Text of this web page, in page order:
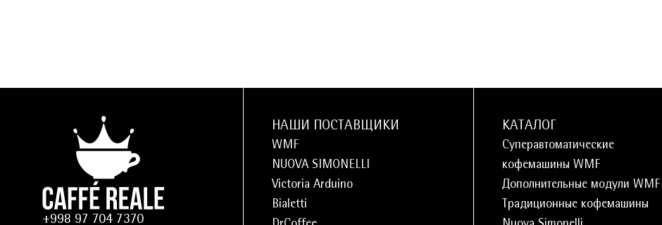
+998 97 704 7370
НАШИ ПОСТАВЩИКИ
WMF
NUOVA SIMONELLI
Victoria Arduino
Bialetti
КАТАЛОГ
Суперавтоматические
кофемашины WMF
Дополнительные модули WMF
Традиционные кофемашины